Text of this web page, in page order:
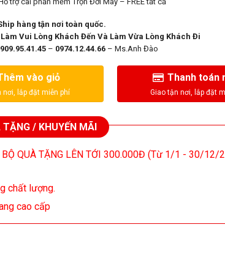
hàng tận nơi toàn quốc.
Làm Vui Lòng Khách Đến Và Làm Vừa Lòng Khách Đi
– 0974.12.44.66– Ms.Anh Đào
vào giỏ Thanh toán
TẶNG / KHUYẾN MÃI
BỘ QUÀ TẶNG LÊN TỚI 300.000Đ (Từ 1/1 - 30/12/
chất lượng.
cao cấp